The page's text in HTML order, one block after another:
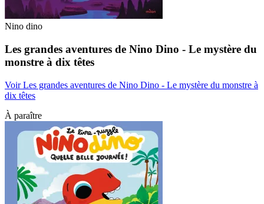
Nino dino
Les grandes aventures de Nino Dino - Le mystère du
monstre à dix têtes
Voir Les grandes aventures de Nino Dino - Le mystère du monstre à
dix têtes
À paraître